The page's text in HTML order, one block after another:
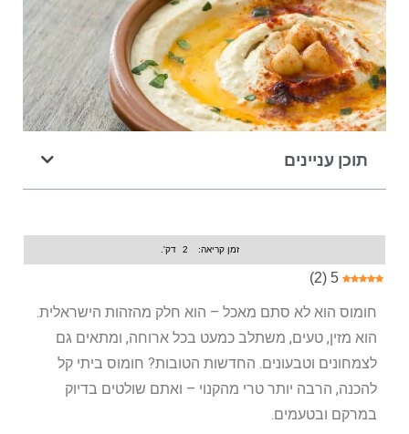
תוכן עניינים
זמן קריאה: 2 דק'.
5
(
2
)
חומוס הוא לא סתם מאכל – הוא חלק מהזהות הישראלית.
הוא מזין, טעים, משתלב כמעט בכל ארוחה, ומתאים גם
לצמחונים וטבעונים. החדשות הטובות? חומוס ביתי קל
להכנה, הרבה יותר טרי מהקנוי – ואתם שולטים בדיוק
במרקם ובטעמים.